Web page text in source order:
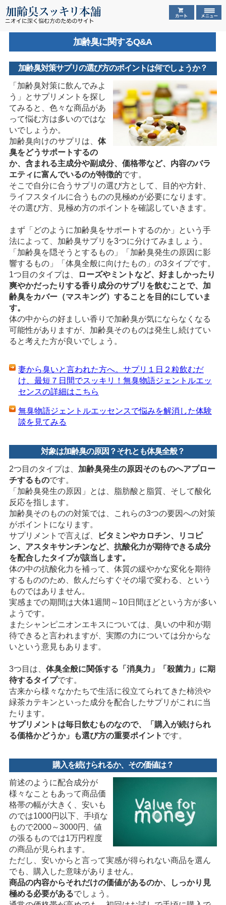
加齢臭に関するQ&A
加齢臭対策サプリの選び方のポイントは何でしょうか？
「加齢臭対策に飲んでみよ
う」とサプリメントを探し
てみると、色々な商品があ
って悩む方は多いのではな
いでしょうか。
加齢臭向けのサプリは、 体
臭をどうサポートするの
か、含まれる主成分や副成分、価格帯など、内容のバラ
エティに富んでいるのが特徴的です。
そこで自分に合うサプリの選び方として、目的や方針、
ライフスタイルに合うものの見極めが必要になります。
その選び方、見極め方のポイントを確認していきます。
まず「どのように加齢臭をサポートするのか」という手
法によって、加齢臭サプリを3つに分けてみましょう。
「加齢臭を隠そうとするもの」「加齢臭発生の原因に影
響するもの」「体臭全般に向けたもの」の3タイプです。
1つ目のタイプは、
ローズやミントなど、好ましかったり
爽やかだったりする香り成分のサプリを飲むことで、加
齢臭をカバー（マスキング）することを目的にしていま
す。
体の中からの好ましい香りで加齢臭が気にならなくなる
可能性がありますが、加齢臭そのものは発生し続けてい
ると考えた方が良いでしょう。
妻から臭いと言われた方へ。サプリ１日２粒飲むだ
け、最短７日間でスッキリ！無臭物語ジェントルエッ
センスの詳細はこちら
無臭物語ジェントルエッセンスで悩みを解消した体験
談を見てみる
対象は加齢臭の原因？それとも体臭全般？
2つ目のタイプは、 加齢臭発生の原因そのものへアプロー
チするものです。
「加齢臭発生の原因」とは、脂肪酸と脂質、そして酸化
反応を指します。
加齢臭そのものの対策では、これらの3つの要因への対策
がポイントになります。
サプリメントで言えば、
ビタミンやカロチン、リコピ
ン、アスタキサンチンなど、抗酸化力が期待できる成分
を配合したタイプが該当します。
体の中の抗酸化力を補って、体質の緩やかな変化を期待
するもののため、飲んだらすぐその場で変わる、という
ものではありません。
実感までの期間は大体1週間～10日間ほどという方が多い
ようです。
またシャンピニオンエキスについては、臭いの中和が期
待できると言われますが、実際の力については分からな
いという意見もあります。
3つ目は、 体臭全般に関係する「消臭力」「殺菌力」に期
待するタイプです。
古来から様々なかたちで生活に役立てられてきた柿渋や
緑茶カテキンといった成分を配合したサプリがこれに当
たります。
サプリメントは毎日飲むものなので、「購入が続けられ
る価格かどうか」も選び方の重要ポイント です。
購入を続けられるか、その価値は？
前述のように配合成分が
様々なこともあって商品価
格帯の幅が大きく、安いも
のでは1000円以下、手頃な
もので2000～3000円、値
の張るものでは1万円程度
の商品が見られます。
ただし、安いからと言って実感が得られない商品を選ん
でも、購入した意味がありません。
商品の内容からそれだけの価値があるのか、しっかり見
極める必要があるでしょう。